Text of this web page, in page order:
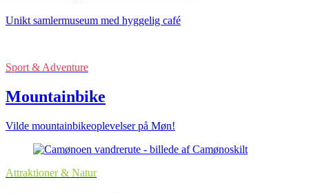
Unikt samlermuseum med hyggelig café
Sport & Adventure
Mountainbike
Vilde mountainbikeoplevelser på Møn!
Attraktioner & Natur